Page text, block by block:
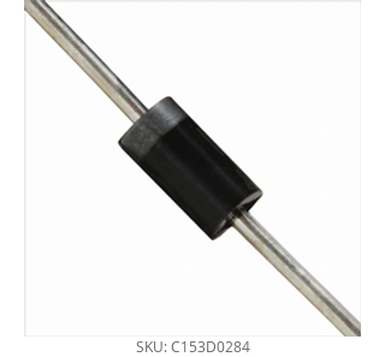
SKU: C153D0284